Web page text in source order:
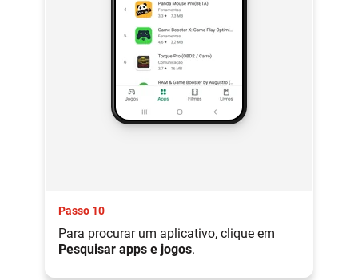
Passo 10
Para procurar um aplicativo, clique em
Pesquisar apps e jogos.